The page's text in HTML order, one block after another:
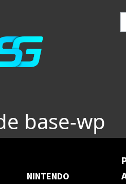
base-wp
NINTENDO